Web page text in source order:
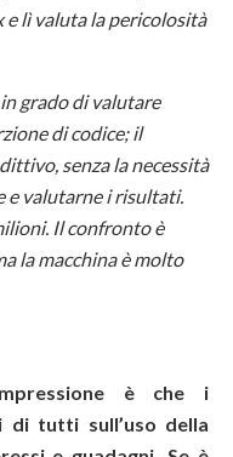
e lì valuta la pericolosità
grado di valutare
di codice; il
senza la necessità
e valutarne i risultati.
Il confronto è
la macchina è molto
è che i
di tutti sull’uso della